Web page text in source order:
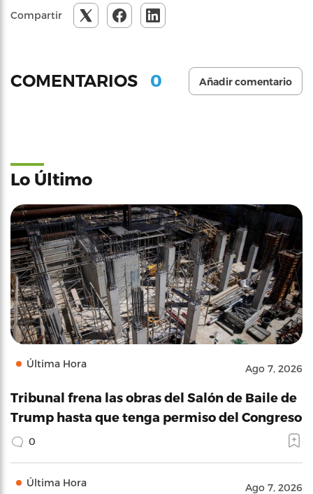
Compartir
COMENTARIOS 0 Añadir comentario
Lo Último
Última Hora Ago 7, 2026
Tribunal frena las obras del Salón de Baile de
Trump hasta que tenga permiso del Congreso
0
Última Hora Ago 7, 2026